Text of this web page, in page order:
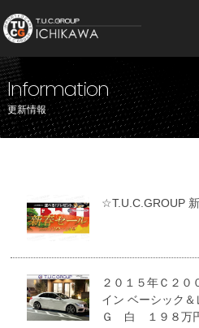
Information
更新情報
☆T.U.C.GROUP
２０１５年Ｃ２０
イン ベーシック＆
Ｇ 白 １９８万